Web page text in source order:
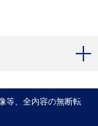
等、全内容の無断転